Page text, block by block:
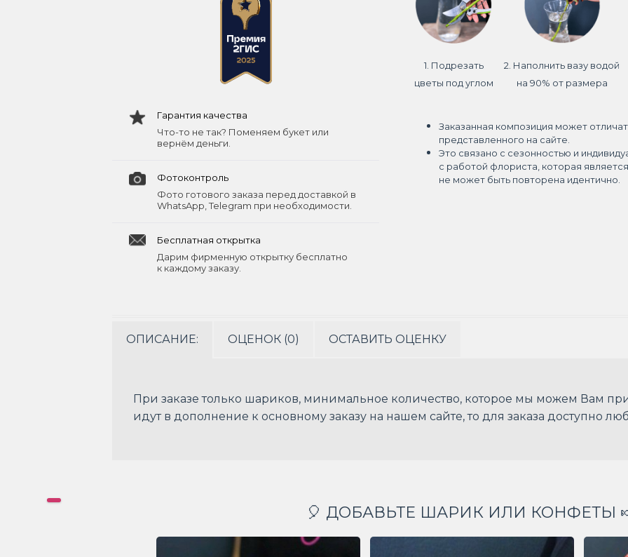
Гарантия качества
Что-то не так? Поменяем букет или
вернём деньги.
Фотоконтроль
Фото готового заказа перед доставкой в
WhatsApp, Telegram при необходимости.
Бесплатная открытка
Дарим фирменную открытку бесплатно
к каждому заказу.
1. Подрезать
цветы под углом
2. Наполнить вазу водой
на 90% от размера
Заказанная композиция может
представленного на сайте.
Это связано с сезонностью и
с работой флориста, которая
не может быть повторена идентично.
ОПИСАНИЕ: ОЦЕНОК (0) ОСТАВИТЬ ОЦЕНКУ
При заказе только шариков, минимальное количество, которое мы можем Вам
идут в дополнение к основному заказу на нашем сайте, то для заказа доступно
🎈 ДОБАВЬТЕ ШАРИК ИЛИ КОНФЕТЫ